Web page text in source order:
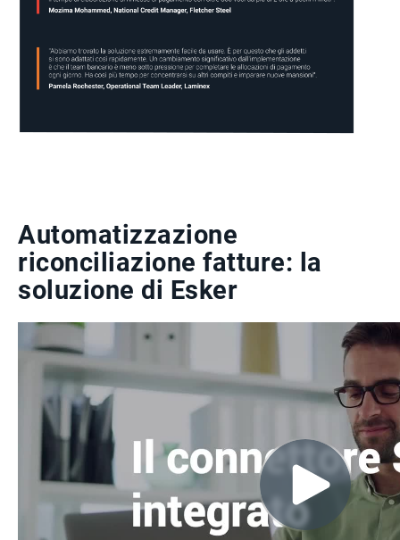
Automatizzazione
riconciliazione fatture: la
soluzione di Esker